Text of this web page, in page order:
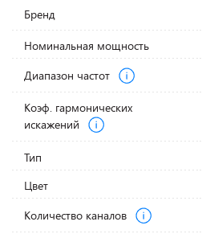
Бренд
Номинальная мощность
Диапазон частот
Коэф. гармонических
искажений
Тип
Цвет
Количество каналов